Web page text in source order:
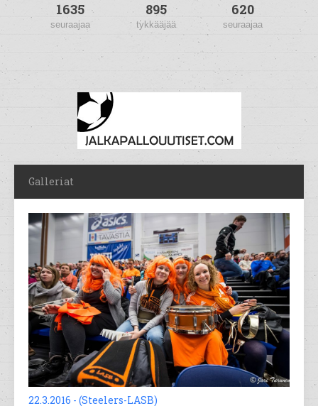
1635
seuraajaa
895
tykkääjää
620
seuraajaa
Galleriat
22.3.2016 - (Steelers-LASB)